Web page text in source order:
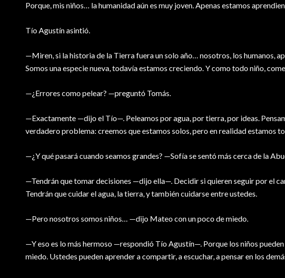
Porque, mis niños… la humanidad aún es muy joven. Apenas estamos
Tío Agustín asintió.
—Miren, si la historia de la Tierra fuera un solo año… nosotros, los humanos,
Somos una especie nueva, todavía estamos creciendo. Y como todo niño,
—¿Errores como pelear? —preguntó Tomás.
—Exactamente —dijo el Tío—. Peleamos por agua, por tierra, por ideas.
verdadero problema: creemos que estamos solos, pero en realidad estamos
—¿Y qué pasará cuando seamos grandes? —Sofía se sentó más cerca de la
—Tendrán que tomar decisiones —dijo ella—. Decidir si quieren seguir por el
Tendrán que cuidar el agua, la tierra, y también cuidarse entre ustedes.
—Pero nosotros somos niños… —dijo Mateo con un poco de miedo.
—Y eso es lo más hermoso —respondió Tío Agustín—. Porque los niños
miedo. Ustedes pueden aprender a compartir, a escuchar, a pensar en los